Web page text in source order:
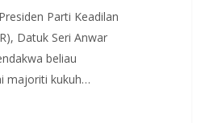
Parti Keadilan
Datuk Seri Anwar
beliau
majoriti kukuh…